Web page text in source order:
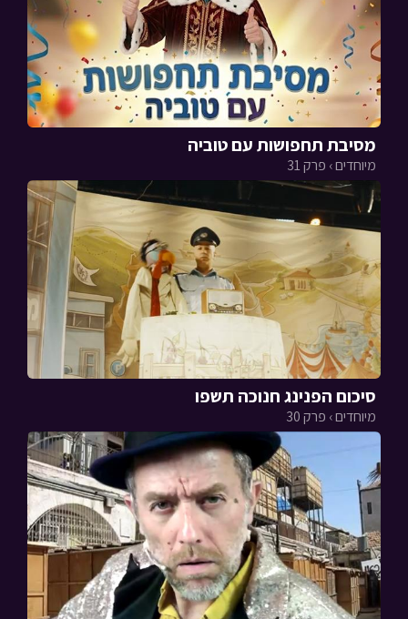
מסיבת תחפושות עם טוביה
מיוחדים › פרק 31
סיכום הפנינג חנוכה תשפו
מיוחדים › פרק 30